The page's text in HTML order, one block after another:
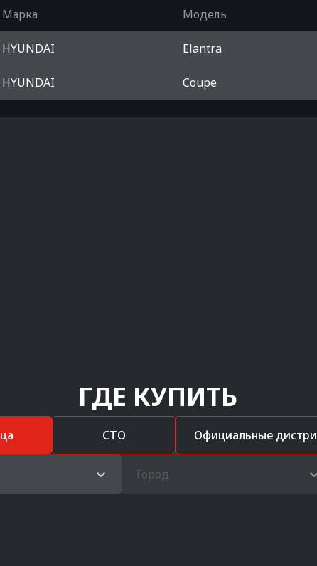
Марка Модель
HYUNDAI Elantra
HYUNDAI Coupe
ГДЕ КУПИТЬ
СТО Официальные
Город